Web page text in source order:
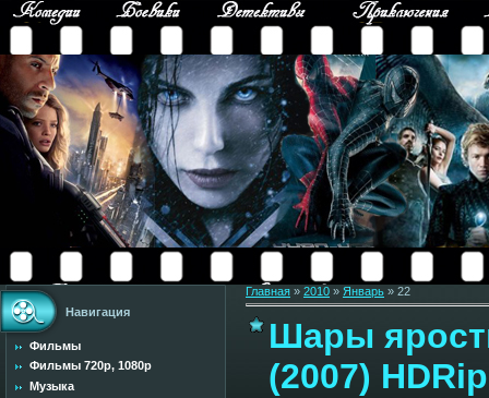
Навигация
Фильмы
Фильмы 720p, 1080p
Музыка
Главная » 2010 » Январь » 22
Шары
(2007) HDRip